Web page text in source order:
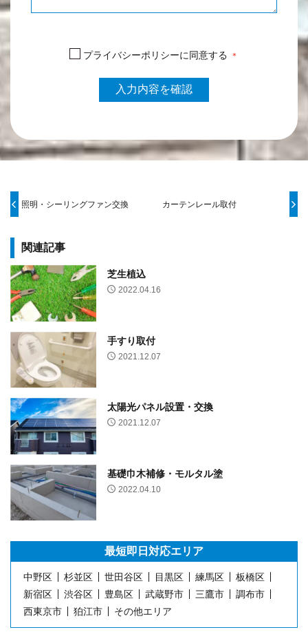
プライバシーポリシーに同意する ＊
照明・シーリングファン交換 カーテンレール取付
関連記事
芝生植込
2022.04.16
手すり取付
2021.12.07
太陽光パネル設置・交換
2021.12.07
基礎巾木補修・モルタル塗
2022.04.10
最短即日 対応エリア
中野区 杉並区 世田谷区 目黒区 練馬区
板橋区
新宿区
渋谷区 豊島区 武蔵野市 三鷹市
調布市
西東京市
狛江市 その他エリア